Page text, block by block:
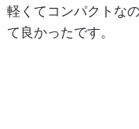
軽くてコンパクトな
て良かったです。